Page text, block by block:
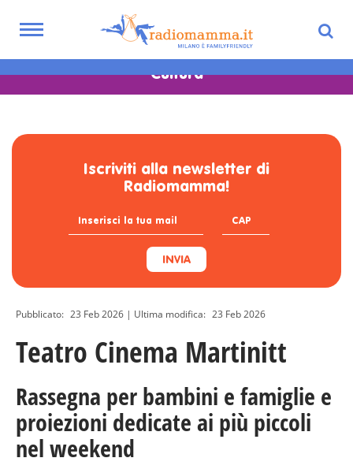
main
Toggle
Cultura
Iscriviti alla newsletter di
Radiomamma!
INVIA
Pubblicato: 23 Feb 2026 | Ultima modifica: 23 Feb 2026
Teatro Cinema Martinitt
Rassegna per bambini e famiglie e
proiezioni dedicate ai più piccoli
nel weekend